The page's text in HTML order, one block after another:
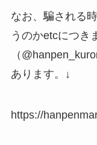
なお、騙される
うのかetcにつき
（
あります。↓
https://